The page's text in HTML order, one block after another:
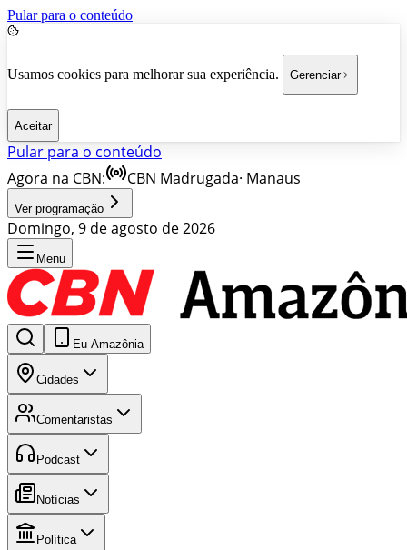
Pular para o conteúdo
Usamos cookies para melhorar sua experiência. Gerenciar
Aceitar
Pular para o conteúdo
Agora na CBN:
CBN Madrugada· Manaus
Ver programação
Domingo, 9 de agosto de 2026
Menu
Eu Amazônia
Cidades
Comentaristas
Podcast
Notícias
Política